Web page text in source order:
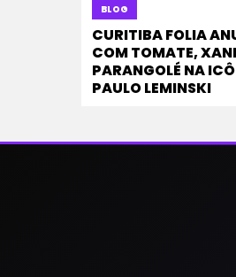
BLOG
CURITIBA FOLIA
COM TOMATE,
PARANGOLÉ NA
PAULO LEMINSKI